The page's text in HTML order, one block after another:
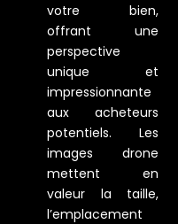
votre bien,
offrant une
perspective
unique et
impressionnante
aux acheteurs
potentiels. Les
images drone
mettent en
valeur la taille,
l’emplacement